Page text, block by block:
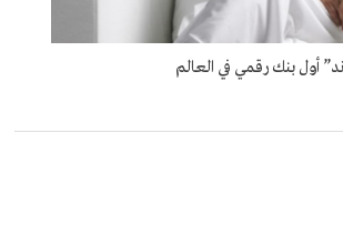
أول بنك رقمي في العالم